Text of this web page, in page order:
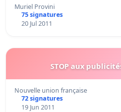
Muriel Provini
75 signatures
20 Jul 2011
STOP aux
Nouvelle union française
72 signatures
19 Jun 2011